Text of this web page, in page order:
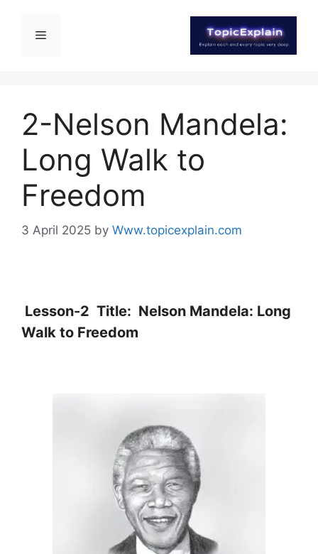
2-Nelson Mandela:
Long Walk to
Freedom
3 April 2025 by Www.topicexplain.com
Lesson-2 Title: Nelson Mandela: Long
Walk to Freedom